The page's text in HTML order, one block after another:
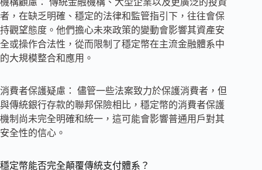
機構顧慮： 傳統金融機構、大型企業以及更廣泛的投資
者，在缺乏明確、穩定的法律和監管指引下，往往會保
持觀望態度。他們擔心未來政策的變動會影響其資產安
全或操作合法性，從而限制了穩定幣在主流金融體系中
的大規模整合和應用。
消費者保護疑慮： 儘管一些法案致力於保護消費者，但
與傳統銀行存款的聯邦保險相比，穩定幣的消費者保護
機制尚未完全明確和統一，這可能會影響普通用戶對其
安全性的信心。
穩定幣能否完全顛覆傳統支付體系？